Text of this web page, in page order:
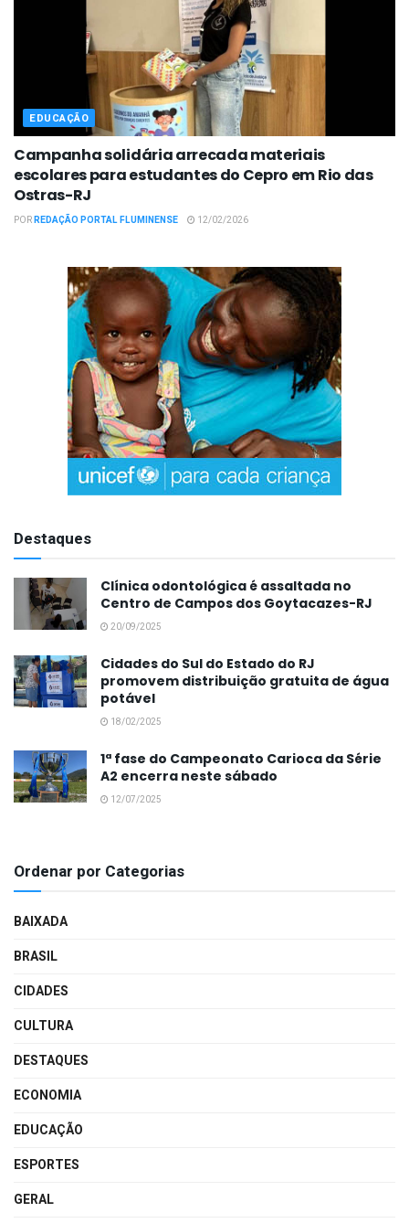
EDUCAÇÃO
Campanha solidária arrecada materiais
escolares para estudantes do Cepro em Rio das
Ostras-RJ
PORREDAÇÃO PORTAL FLUMINENSE 12/02/2026
Destaques
Clínica odontológica é assaltada no
Centro de Campos dos Goytacazes-RJ
20/09/2025
Cidades do Sul do Estado do RJ
promovem distribuição gratuita de água
potável
18/02/2025
1ª fase do Campeonato Carioca da Série
A2 encerra neste sábado
12/07/2025
Ordenar por Categorias
BAIXADA
BRASIL
CIDADES
CULTURA
DESTAQUES
ECONOMIA
EDUCAÇÃO
ESPORTES
GERAL